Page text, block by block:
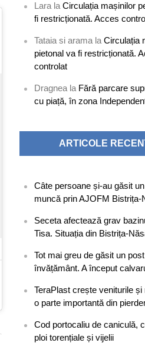
Lara laCirculația mașinilor
fi restricționată. Acces
Tataia si arama laCirculația
pietonal va fi restricționată.
controlat
Dragnea la Fără parcare
cu piață, în zona
ARTICOLE
Câte persoane și-au găsit
muncă prin AJOFM Bistrița-
Seceta afectează grav
Tisa. Situația din Bistrița-
Tot mai greu de găsit un
învățământ. A început
TeraPlast crește veniturile
o parte importantă din
Cod portocaliu de caniculă,
ploi torențiale și vijelii